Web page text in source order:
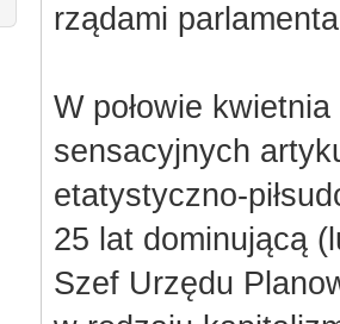
rządami
W połowie
sensacyjnych
etatystyczno-
25 lat dominującą
Szef Urzędu